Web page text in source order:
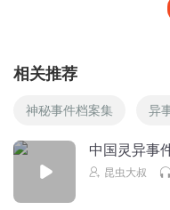
相关推荐
神秘事件档案集 异
中国灵异事
昆虫大叔